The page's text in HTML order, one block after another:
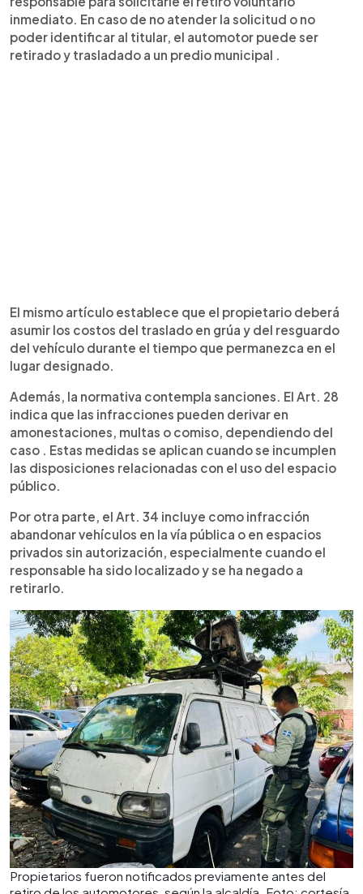
inmediato. En caso de no atender la solicitud o no
poder identificar al titular, el automotor puede ser
retirado y trasladado a un predio municipal .
El mismo artículo establece que el propietario deberá
asumir los costos del traslado en grúa y del resguardo
del vehículo durante el tiempo que permanezca en el
lugar designado.
Además, la normativa contempla sanciones. El Art. 28
indica que las infracciones pueden derivar en
amonestaciones, multas o comiso, dependiendo del
caso . Estas medidas se aplican cuando se incumplen
las disposiciones relacionadas con el uso del espacio
público.
Por otra parte, el Art. 34 incluye como infracción
abandonar vehículos en la vía pública o en espacios
privados sin autorización, especialmente cuando el
responsable ha sido localizado y se ha negado a
retirarlo.
Propietarios fueron notificados previamente antes del